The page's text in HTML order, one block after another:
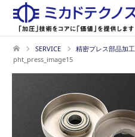
SERVICE 精密プレス部品加工
pht_press_image15